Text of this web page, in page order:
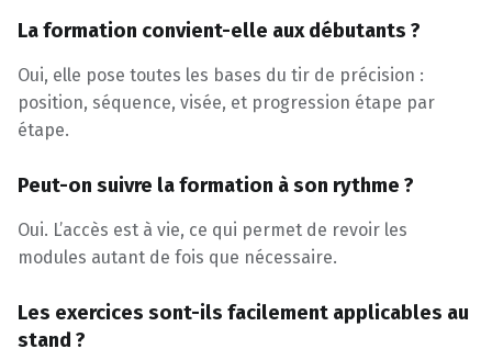
La formation convient-elle aux débutants ?
Oui, elle pose toutes les bases du tir de précision :
position, séquence, visée, et progression étape par
étape.
Peut-on suivre la formation à son rythme ?
Oui. L’accès est à vie, ce qui permet de revoir les
modules autant de fois que nécessaire.
Les exercices sont-ils facilement applicables au
stand ?